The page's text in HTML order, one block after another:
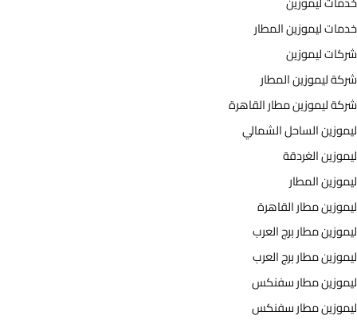
خدمات ليموزين المطار
شركات ليموزين
شركة ليموزين المطار
شركة ليموزين مطار القاهرة
ليموزين الساحل الشمالي
ليموزين الغردقة
ليموزين المطار
ليموزين مطار القاهرة
ليموزين مطار برج العرب
ليموزين مطار برج العرب
ليموزين مطار سفنكس
ليموزين مطار سفنكس